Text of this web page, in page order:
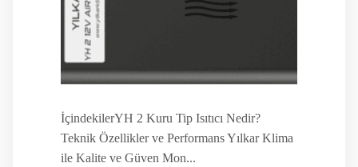
İçindekilerYH 2 Kuru Tip Isıtıcı Nedir?
Teknik Özellikler ve Performans Yılkar Klima
ile Kalite ve Güven Mon...